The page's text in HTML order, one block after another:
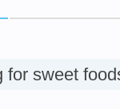
for sweet